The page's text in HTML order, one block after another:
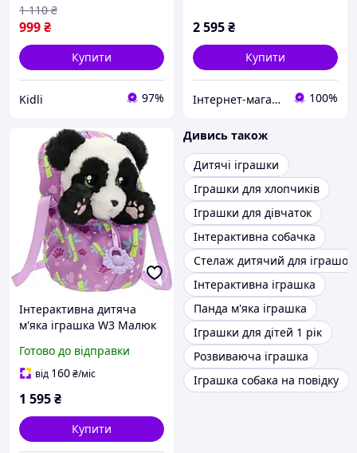
999₴
1 110 ₴
Купити
Kidli 97%
2 595₴
Купити
Інтернет-магазин "Казковий світ" 100%
Інтерактивна дитяча
м'яка іграшка W3 Малюк
927667IM (Unicorn)
Готово до відправки
від 160₴/міс
1 595₴
Купити
Дивись також
Дитячі іграшки
Іграшки для хлопчиків
Іграшки для дівчаток
Інтерактивна собачка
Стелаж дитячий для іграшок
Інтерактивна іграшка
Панда м'яка іграшка
Іграшки для дітей 1 рік
Розвиваюча іграшка
Іграшка собака на повідку